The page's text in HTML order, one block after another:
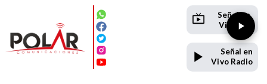
Señal en
Vivo TV
Señal en
Vivo Radio